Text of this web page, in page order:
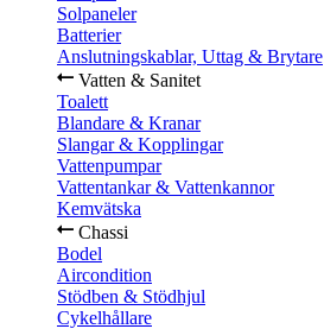
Solpaneler
Batterier
Anslutningskablar, Uttag & Brytare
Vatten & Sanitet
Toalett
Blandare & Kranar
Slangar & Kopplingar
Vattenpumpar
Vattentankar & Vattenkannor
Kemvätska
Chassi
Bodel
Aircondition
Stödben & Stödhjul
Cykelhållare